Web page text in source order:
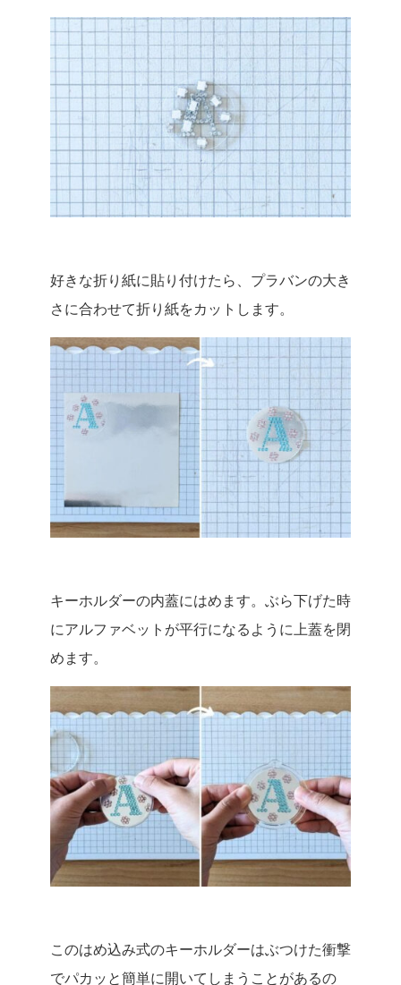
好きな折り紙に貼り付けたら、プラバンの大き
さに合わせて折り紙をカットします。
キーホルダーの内蓋にはめます。ぶら下げた時
にアルファベットが平行になるように上蓋を閉
めます。
このはめ込み式のキーホルダーはぶつけた衝撃
でパカッと簡単に開いてしまうことがあるの